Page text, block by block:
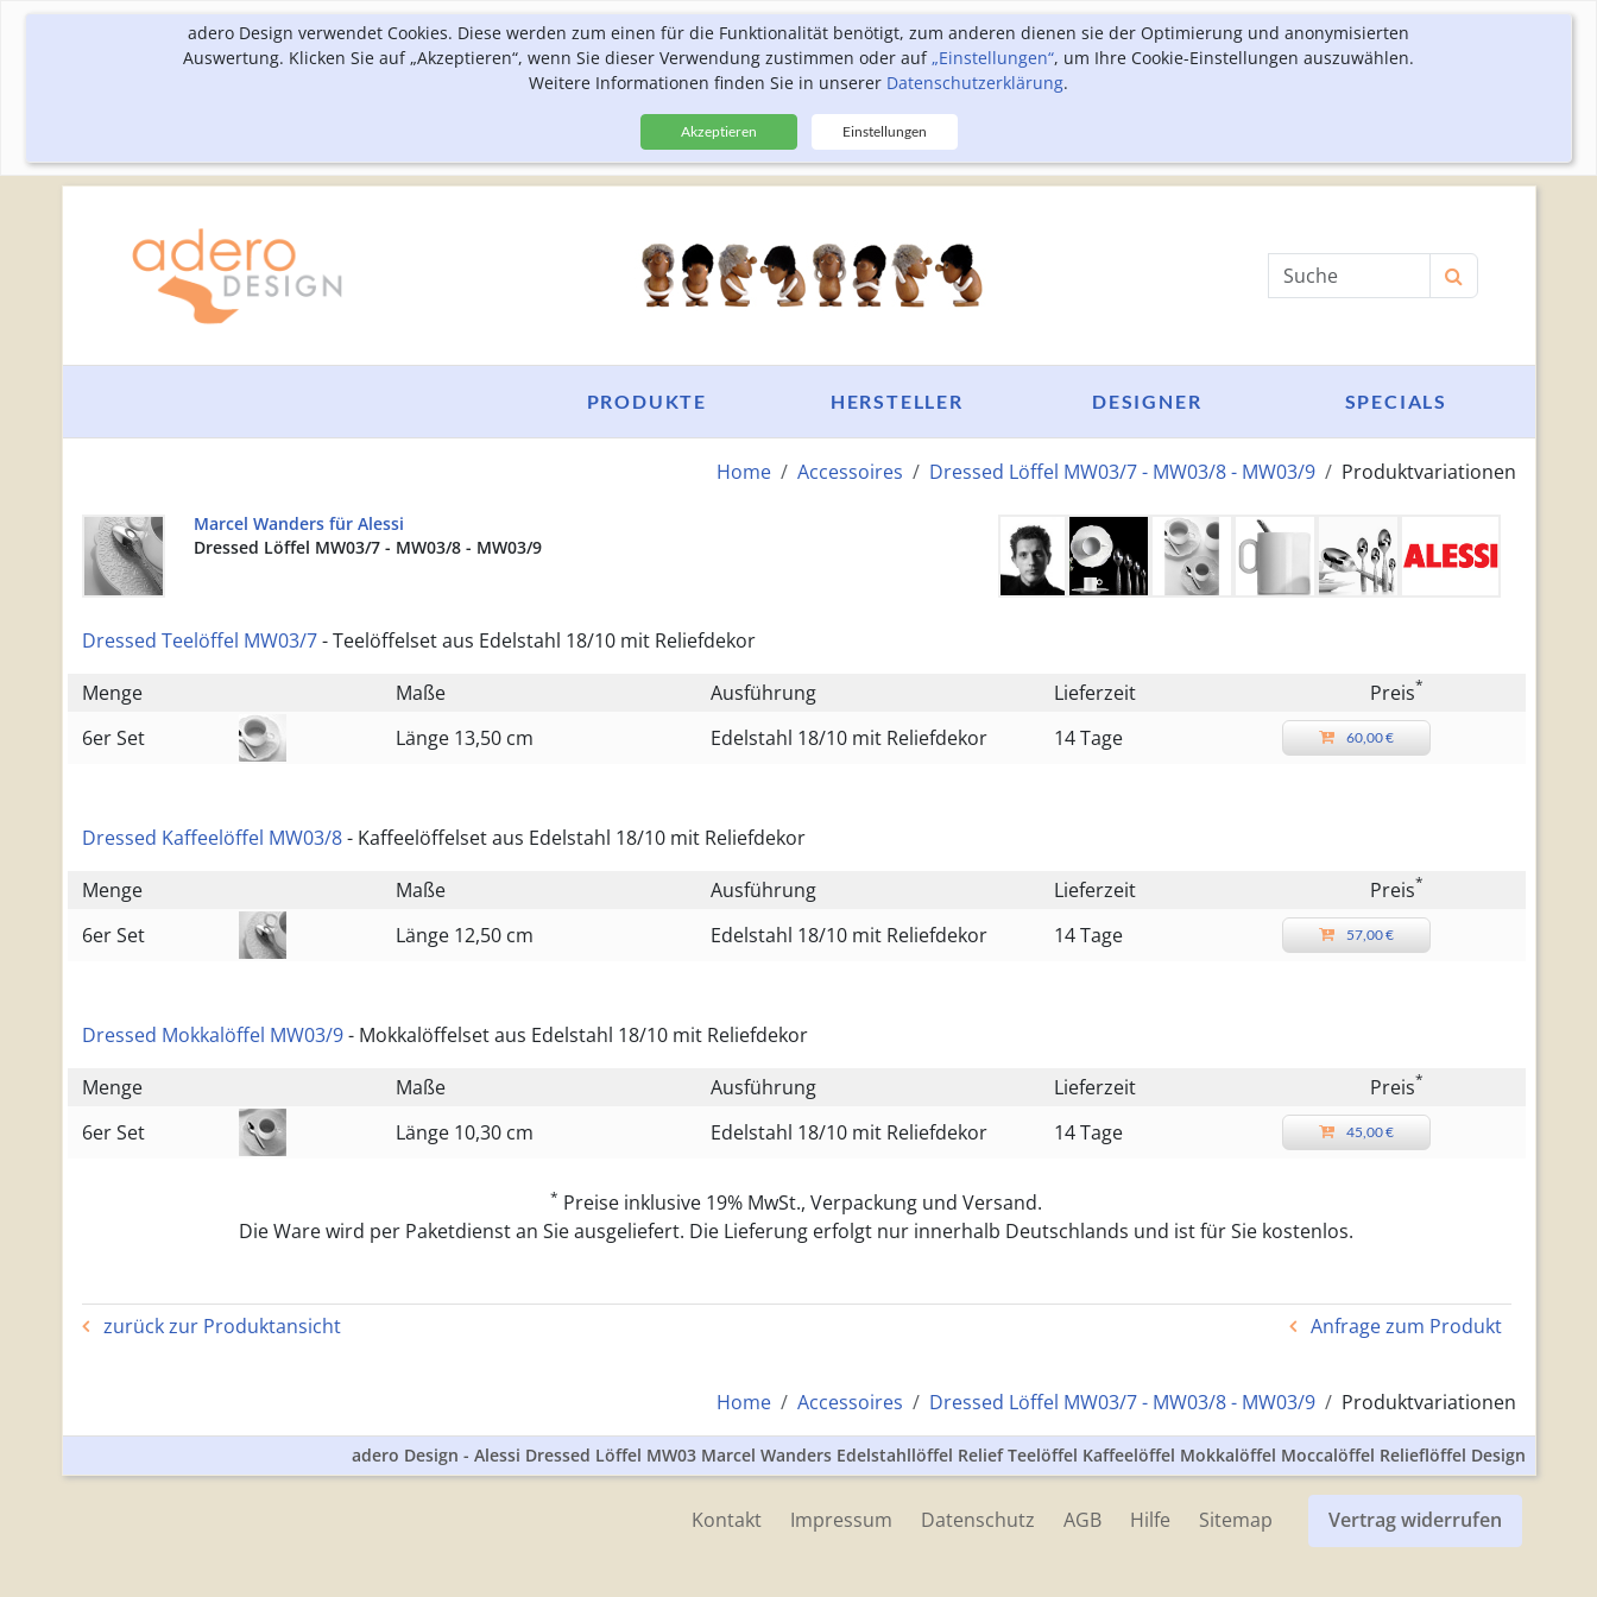
adero Design verwendet Cookies. Diese werden zum einen für die Funktionalität benötigt, zum anderen dienen sie der Optimierung und anonymisierten
Auswertung. Klicken Sie auf „Akzeptieren“, wenn Sie dieser Verwendung zustimmen oder auf„Einstellungen“, um Ihre Cookie-Einstellungen auszuwählen.
Weitere Informationen finden Sie in unserer Datenschutzerklärung.
Akzeptieren Einstellungen
Produktsuche
SPECIALS
DESIGNER
HERSTELLER
PRODUKTE
Home Accessoires Dressed Löffel MW03/7 - MW03/8 - MW03/9 Produktvariationen
Marcel Wanders für Alessi
Dressed Löffel MW03/7 - MW03/8 - MW03/9
Dressed Teelöffel MW03/7- Teelöffelset aus Edelstahl 18/10 mit Reliefdekor
Menge
Maße Ausführung Lieferzeit Preis*
6er Set Länge 13,50 cm Edelstahl 18/10 mit Reliefdekor 14 Tage 60,00 €
Dressed Kaffeelöffel MW03/8- Kaffeelöffelset aus Edelstahl 18/10 mit Reliefdekor
Menge
Maße Ausführung Lieferzeit Preis*
6er Set Länge 12,50 cm Edelstahl 18/10 mit Reliefdekor 14 Tage 57,00 €
Dressed Mokkalöffel MW03/9- Mokkalöffelset aus Edelstahl 18/10 mit Reliefdekor
Menge
Maße Ausführung Lieferzeit Preis*
6er Set Länge 10,30 cm Edelstahl 18/10 mit Reliefdekor 14 Tage 45,00 €
* Preise inklusive 19% MwSt., Verpackung und Versand.
Die Ware wird per Paketdienst an Sie ausgeliefert. Die Lieferung erfolgt nur innerhalb Deutschlands und ist für Sie kostenlos.
zurück zur Produktansicht Anfrage zum Produkt
Home Accessoires Dressed Löffel MW03/7 - MW03/8 - MW03/9 Produktvariationen
adero Design - Alessi Dressed Löffel MW03 Marcel Wanders Edelstahllöffel Relief Teelöffel Kaffeelöffel Mokkalöffel Moccalöffel Relieflöffel Design
Kontakt Impressum Datenschutz AGB Hilfe Sitemap Vertrag widerrufen